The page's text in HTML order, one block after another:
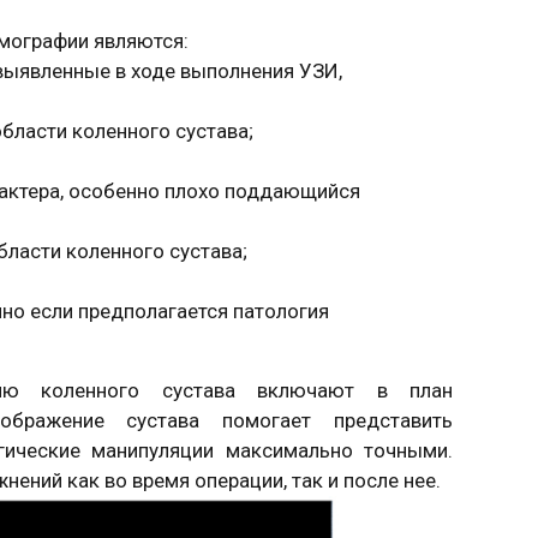
являются:
в ходе выполнения УЗИ,
коленного сустава;
особенно плохо поддающийся
коленного сустава;
если предполагается патология
коленного сустава включают в план
сустава помогает представить
манипуляции максимально точными.
как во время операции, так и после нее.